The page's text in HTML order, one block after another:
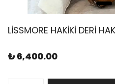
LİSSMORE HAKİKİ DERİ
₺ 6,400.00